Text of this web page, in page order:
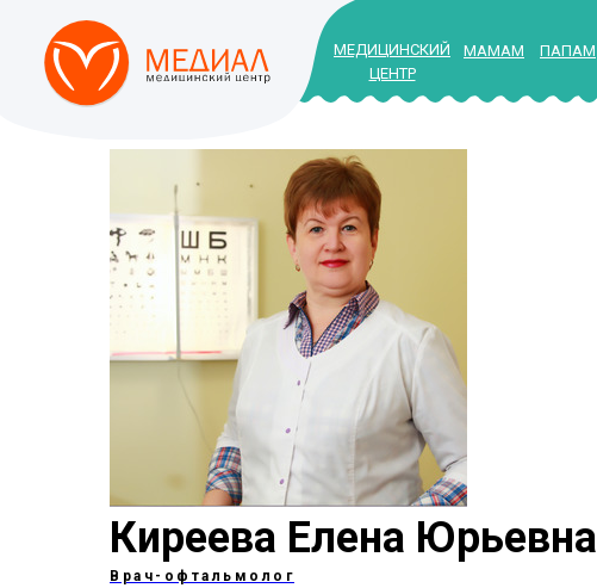
МЕДИЦИНСКИЙ
ЦЕНТР
МАМАМ ПАПАМ
Киреева Елена Юрьевна
Врач-офтальмолог